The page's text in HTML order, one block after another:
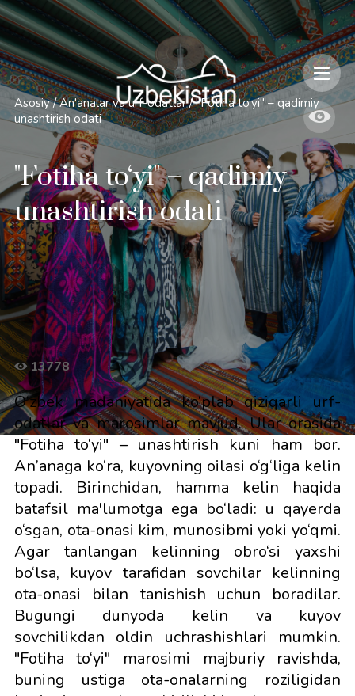
Xavfsizlik va O'zbekiston bo'ylab sayohatlarning o'ziga xos jihatlari
Asosiy / An'analar va urf-odatlar / "Fotiha to‘yi" – qadimiy
unashtirish odati
"Fotiha to‘yi" – qadimiy
unashtirish odati
13778
O‘zbek madaniyatida ko‘plab qiziqarli urf-
odatlar va marosimlar mavjud. Ular orasida
"Fotiha to‘yi" – unashtirish kuni ham bor.
An’anaga ko‘ra, kuyovning oilasi o‘g‘liga kelin
topadi. Birinchidan, hamma kelin haqida
batafsil ma'lumotga ega bo‘ladi: u qayerda
o‘sgan, ota-onasi kim, munosibmi yoki yo‘qmi.
Agar tanlangan kelinning obro‘si yaxshi
bo‘lsa, kuyov tarafidan sovchilar kelinning
ota-onasi bilan tanishish uchun boradilar.
Bugungi dunyoda kelin va kuyov
sovchilikdan oldin uchrashishlari mumkin.
"Fotiha to‘yi" marosimi majburiy ravishda,
buning ustiga ota-onalarning roziligidan